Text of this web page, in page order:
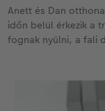
Anett és Dan
időn belül érkezik a
fognak nyúlni, a fali